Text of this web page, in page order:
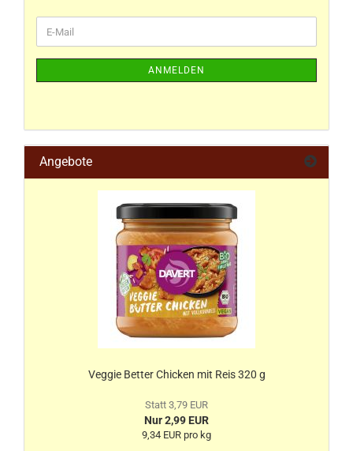
ANMELDEN
Angebote
Veggie Better Chicken mit Reis 320 g
Statt 3,79 EUR
Nur 2,99 EUR
9,34 EUR pro kg